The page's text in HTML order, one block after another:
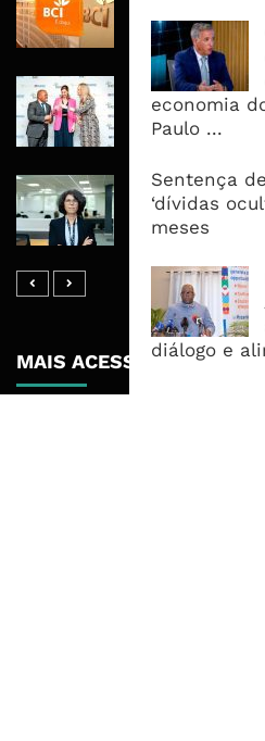
economia
Paulo ...
Sentença
‘dívidas
meses
diálogo e
Recua 5,5%
RAIZ Arranca
Libras Para
Financiamento
Banco De
Mobilizar
Define O
MAIS ACESSADOS